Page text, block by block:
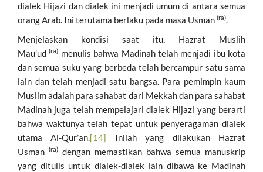
dialek Hijazi dan dialek ini menjadi umum di antara semua
orang Arab. Ini terutama berlaku pada masa Usman (ra).
Menjelaskan kondisi saat itu, Hazrat Muslih
Mau’ud(ra) menulis bahwa Madinah telah menjadi ibu kota
dan semua suku yang berbeda telah bercampur satu sama
lain dan telah menjadi satu bangsa. Para pemimpin kaum
Muslim adalah para sahabat dari Mekkah dan para sahabat
Madinah juga telah mempelajari dialek Hijazi yang berarti
bahwa waktunya telah tepat untuk penyeragaman dialek
utama Al-Qur’an.[14] Inilah yang dilakukan Hazrat
Usman (ra) dengan memastikan bahwa semua manuskrip
yang ditulis untuk dialek-dialek lain dibawa ke Madinah